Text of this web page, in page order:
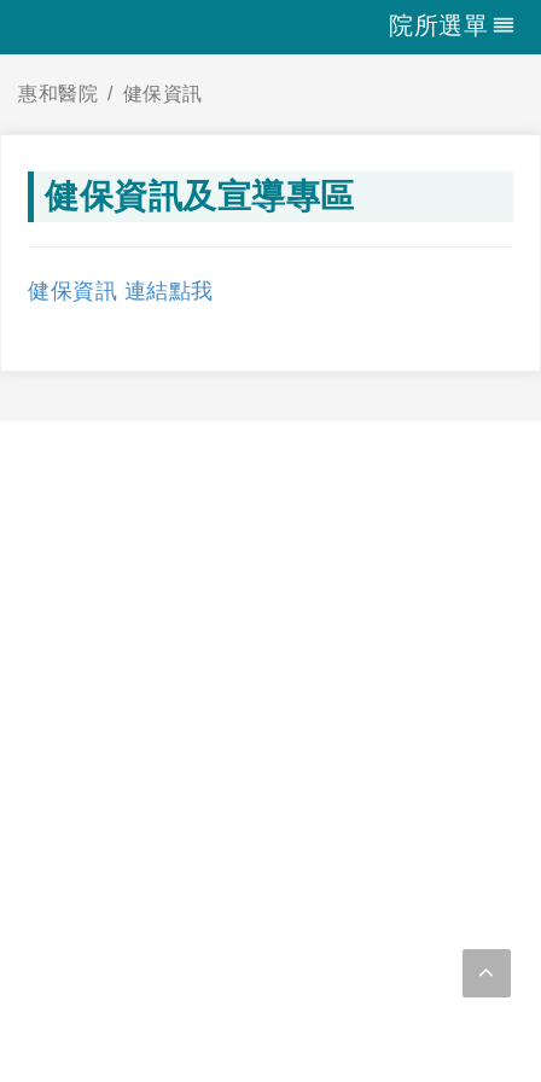
院所選單
惠和醫院 健保資訊
健保資訊及宣導專區
健保資訊 連結點我